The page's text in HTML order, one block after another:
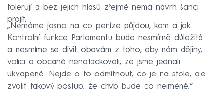
tolerují a bez jejich hlasů zřejmě nemá návrh šanci
projít.
„Nemáme jasno na co peníze půjdou, kam a jak.
Kontrolní funkce Parlamentu bude nesmírně důležitá
a nesmíme se divit obavám z toho, aby nám dějiny,
voliči a občané nenafackovali, že jsme jednali
ukvapeně. Nejde o to odmítnout, co je na stole, ale
zvolit takový postup, že chyb bude co nejméně,“